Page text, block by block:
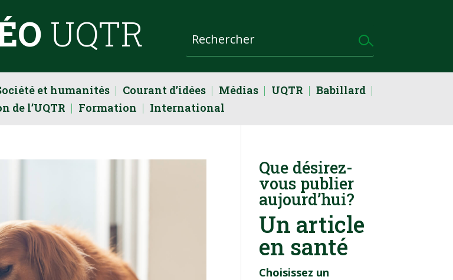
UQTR
et humanités Courant d’idées Médias UQTR
Babillard
de l’UQTR Formation International
Que désirez-
vous publier
aujourd’hui?
Un article
en santé
Choisissez un